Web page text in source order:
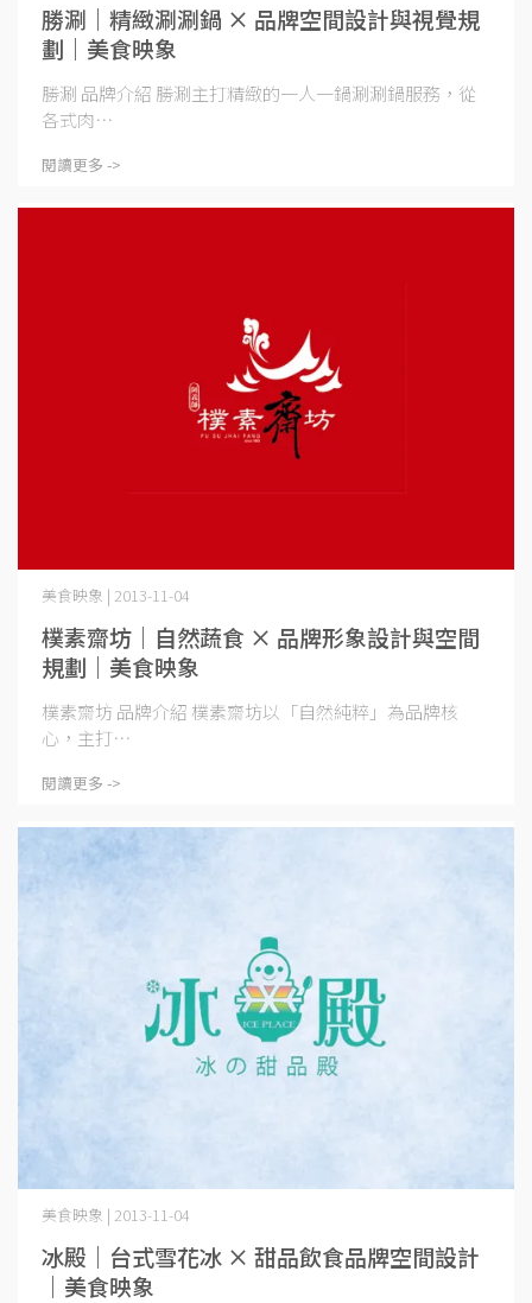
勝涮｜精緻涮涮鍋 × 品牌空間設計與視覺規
劃｜美食映象
勝涮 品牌介紹 勝涮主打精緻的一人一鍋涮涮鍋服務，從
各式肉⋯
閱讀更多 ->
樸素齋坊｜自然蔬食 × 品牌形象設計與空間
規劃｜美食映象
美食映象 | 2013-11-04
樸素齋坊 品牌介紹 樸素齋坊以「自然純粹」為品牌核
心，主打⋯
閱讀更多 ->
冰殿｜台式雪花冰 × 甜品飲食品牌空間設計
｜美食映象
美食映象 | 2013-11-04